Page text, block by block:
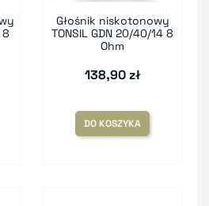
8
Głośnik niskotonowy
TONSIL GDN 20/40/14 8
Ohm
138,90 zł
DO KOSZYKA